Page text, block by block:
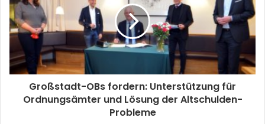
Großstadt-OBs fordern: Unterstützung für
Ordnungsämter und Lösung der Altschulden-
Probleme